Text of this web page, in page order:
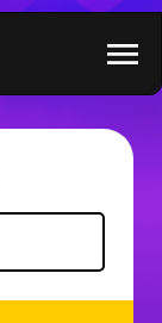
menu
×